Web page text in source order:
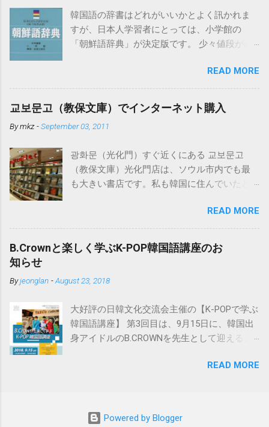
韓国語の辞書はどれがいいかとよく訊かれま
すが、日本人学習者にとっては、小学館の
「朝鮮語辞典」が決定版です。 少々値段が高
みになぜ「朝鮮語」となっているかという
と、発売時点では日本の教育界で「朝鮮語」
とするのが慣例だったからだそうです。もち
ろん現在の韓国で使われている言葉を中心に
詳しく扱われています。 電子辞書でこの「朝
ています。 必要以上の高機能・辞書数でこち
らも値段が高めですが、下記の「日韓辞典」
も入っているのでおすすめです。 日韓辞典の
「朝鮮語辞典」とセットになる日韓辞典で
す。朝鮮語辞典と同じく実に詳しく解説され
ています。 ※iPhone用アプリも出ました。
READ MORE
교보문고（教保文庫）でインターネット購入
Bymkz -September 03, 2011
광화문（光化門）すぐ近くにある 교보문고
（教保文庫）光化門店は、ソウル市内でも最
も大きい書店です。私も韓国に住んでいたと
この교보문고のインターネットサイト
http://www.kyobobook.co.kr/ で注文可能で、日
本にも送付してくれます。 以下はその方法で
すが、ブラウザは基本的にInternet Explorerを
は通常Internet Explorerを使用していると思い
Internet Explorerを使用しないと正しく動作し
ない場合が多いです。 ①まずは会員加入で
す。 サイト画面最上部の“회원가입（会員加
の同時加入になりますがよろしいですか、と
す。 “가입계속하기（加入手続継続）”をクリッ
READ MORE
B.Crownと楽しく学ぶK-POP韓国語講座のお
知らせ
Byjeonglan -August 23, 2018
大好評の日韓文化交流会主催の【K-POPで学ぶ
韓国語講座】 第3回目は、9月15日に、韓国出
身アイドルのB.CROWNを先生として迎えるこ
ろんのこと、ずば抜けた日本語の実力で、ス
京ではすでに大人気です!! そんな彼らと近くで
交流しながら韓国語を学べるこの韓国語講座
READ MORE
Powered by Blogger